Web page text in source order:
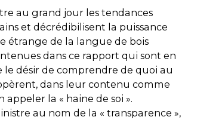
au grand jour les tendances
et décrédibilisent la puissance
étrange de la langue de bois
dans ce rapport qui sont en
désir de comprendre de quoi au
dans leur contenu comme
la « haine de soi ».
au nom de la « transparence »,